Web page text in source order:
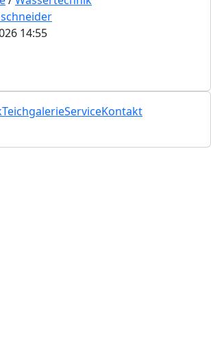
14:55
TeichgalerieServiceKontakt